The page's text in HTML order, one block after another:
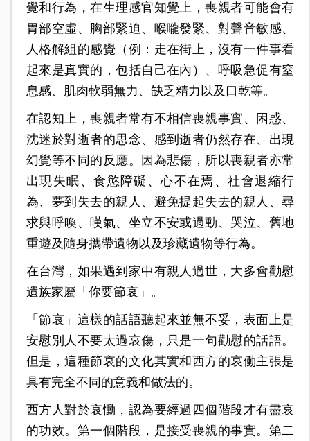
覺和行為，在生理感官知覺上，喪親者可能會有
胃部空虛、胸部緊迫、喉嚨發緊、對聲音敏感、
人格解組的感覺（例：走在街上，沒有一件事看
起來是真實的，包括自己在內）、呼吸急促有窒
息感、肌肉軟弱無力、缺乏精力以及口乾等。
在認知上，喪親者常有不相信喪親事實、困惑、
沈迷於對逝者的思念、感到逝者仍然存在、出現
幻覺等不同的反應。因為悲傷，所以喪親者亦常
出現失眠、食慾障礙、心不在焉、社會退縮行
為、夢到失去的親人、避免提起失去的親人、尋
求與呼喚、嘆氣、坐立不安或過動、哭泣、舊地
重遊及隨身攜帶遺物以及珍藏遺物等行為。
在台灣，如果遇到家中有親人過世，大多會勸慰
遺族家屬「你要節哀」。
「節哀」這樣的話語聽起來並無不妥，表面上是
安慰別人不要太過哀傷，只是一句勸慰的話語。
但是，這種節哀的文化其實和西方的哀働主張是
具有完全不同的意義和做法的。
西方人對於哀慟，認為要經過四個階段才有盡哀
的功效。第一個階段，是接受喪親的事實。第二